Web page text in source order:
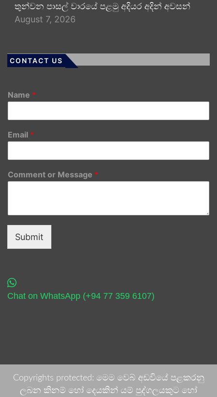
තුන්වන පාසල් වාරයේ පළමු අදියර අදින් අවසන්
August 7, 2026
CONTACT US
Name *
Email *
Comment or Message *
Submit
Chat on WhatsApp (+94 77 359 6107)
Copyrights protected: මෙම වෙබ් අඩවියේ පළකරනු
ලබන කිනම් හෝ දෙයකින් යම් පුද්ගලයකුට හෝ